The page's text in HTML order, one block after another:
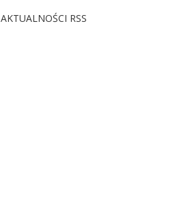
AKTUALNOŚCI RSS